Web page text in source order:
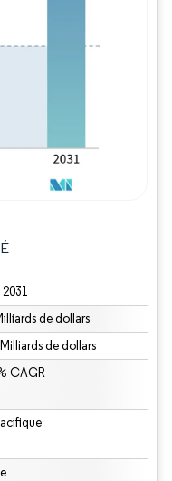
de dollars
de dollars
CAGR
Mordor Intelligence. La